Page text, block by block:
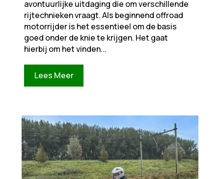
avontuurlijke uitdaging die om verschillende
rijtechnieken vraagt. Als beginnend offroad
motorrijder is het essentieel om de basis
goed onder de knie te krijgen. Het gaat
hierbij om het vinden...
Lees Meer